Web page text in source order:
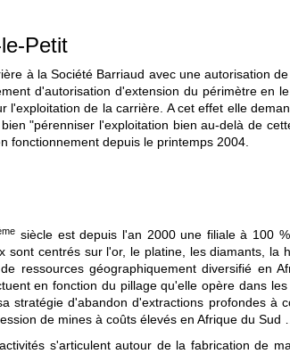
Petit
à la Société Barriaud avec une autorisation
d'autorisation d'extension du périmètre
de la carrière. A cet effet elle
"pérenniser l'exploitation bien au-delà de
fonctionnement depuis le printemps 2004.
siècle est depuis l'an 2000 une filiale à 100
sont centrés sur l'or, le platine, les diamants,
ressources géographiquement diversifié
en fonction du pillage qu'elle opère dans
stratégie d'abandon d'extractions profondes à
de mines à coûts élevés en Afrique du Sud
s'articulent autour de la fabrication de